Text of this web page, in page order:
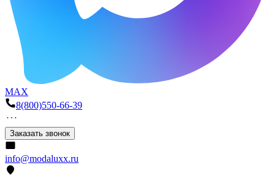
MAX
8(800)550-66-39
Заказать звонок
info@modaluxx.ru